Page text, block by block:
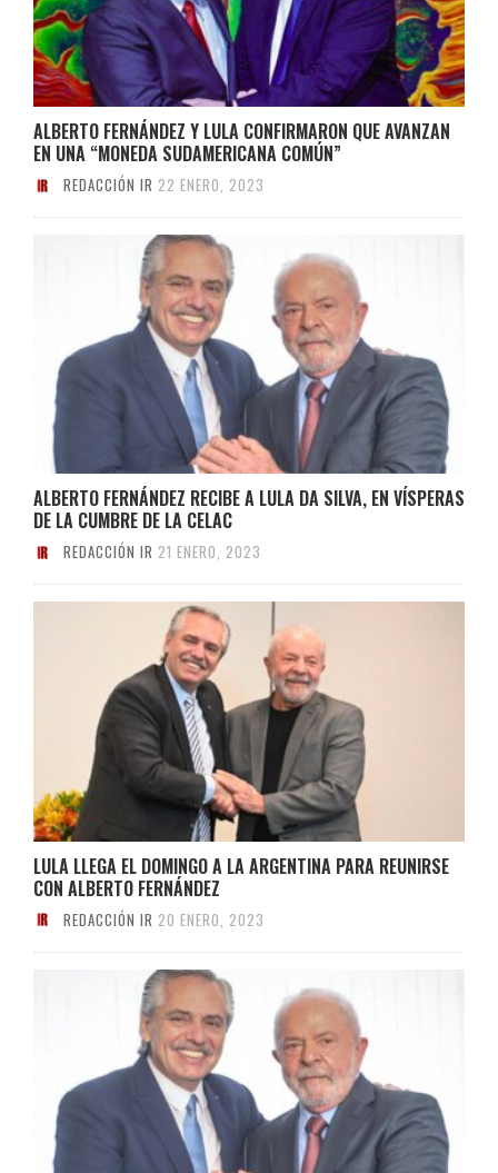
ALBERTO FERNÁNDEZ Y LULA CONFIRMARON QUE AVANZAN
EN UNA “MONEDA SUDAMERICANA COMÚN”
REDACCIÓN IR 22 ENERO, 2023
ALBERTO FERNÁNDEZ RECIBE A LULA DA SILVA, EN VÍSPERAS
DE LA CUMBRE DE LA CELAC
REDACCIÓN IR 21 ENERO, 2023
LULA LLEGA EL DOMINGO A LA ARGENTINA PARA REUNIRSE
CON ALBERTO FERNÁNDEZ
REDACCIÓN IR 20 ENERO, 2023